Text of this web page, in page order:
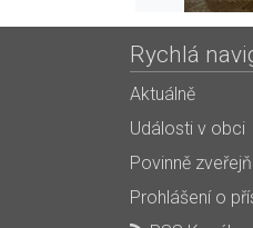
Rychlá
Aktuálně
Události v obci
Povinně
Prohlášení o